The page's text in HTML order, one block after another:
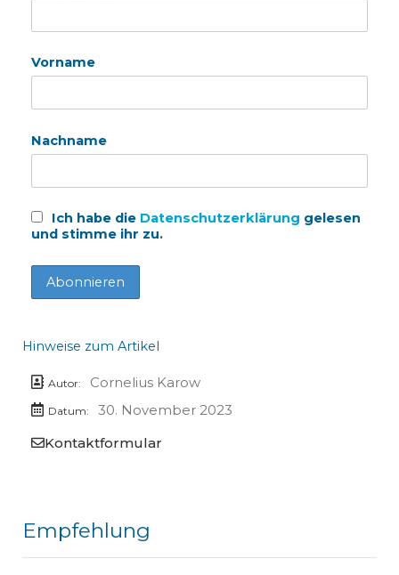
Vorname
Nachname
Ich habe die Datenschutzerklärung gelesen
und stimme ihr zu.
Hinweise zum Artikel
Autor: Cornelius Karow
Datum:
30. November 2023
Kontaktformular
Empfehlung